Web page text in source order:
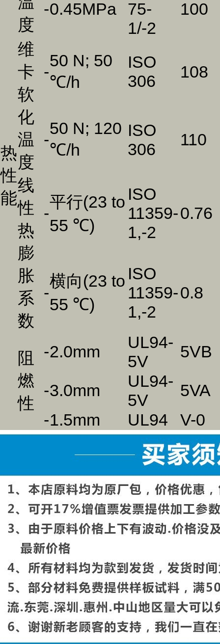
热
性
能
度
-0.45MPa
75-
1/-2
100
维
卡
软
化
温
度
-
50 N; 50
℃/h
ISO
306
108
-
50 N; 120
℃/h
ISO
306
110
线
性
热
膨
胀
系
数
-
平行(23 to
55 ℃)
ISO
11359-
1,-2
0.76
-
横向(23 to
55 ℃)
ISO
11359-
1,-2
0.8
阻
燃
性
-2.0mm
UL94-
5V
5VB
-3.0mm
UL94-
5V
5VA
-1.5mm UL94 V-0